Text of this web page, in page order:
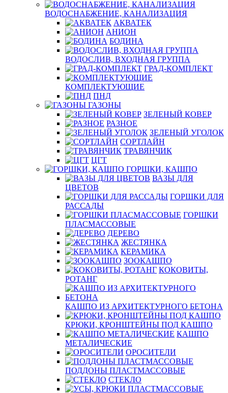
ВОДОСНАБЖЕНИЕ, КАНАЛИЗАЦИЯ
АКВАТЕК
АНИОН
БОДИНА
ВОДОСЛИВ, ВХОДНАЯ ГРУППА
ГРАД-КОМПЛЕКТ
КОМПЛЕКТУЮЩИЕ
ПНД
ГАЗОНЫ
ЗЕЛЕНЫЙ КОВЕР
РАЗНОЕ
ЗЕЛЕНЫЙ УГОЛОК
СОРТЛАЙН
ТРАВЯНЧИК
ЦГТ
ГОРШКИ, КАШПО
ВАЗЫ ДЛЯ
ЦВЕТОВ
ГОРШКИ ДЛЯ
РАССАДЫ
ГОРШКИ
ПЛАСМАССОВЫЕ
ДЕРЕВО
ЖЕСТЯНКА
КЕРАМИКА
ЗООКАШПО
КОКОВИТЫ,
РОТАНГ
КАШПО ИЗ АРХИТЕКТУРНОГО БЕТОНА
КРЮКИ, КРОНШТЕЙНЫ ПОД КАШПО
КАШПО
МЕТАЛИЧЕСКИЕ
ОРОСИТЕЛИ
ПОДДОНЫ ПЛАСТМАССОВЫЕ
СТЕКЛО